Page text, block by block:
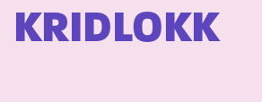
KRIDLOKK